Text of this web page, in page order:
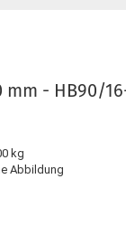
- HB90/
kg
Abbildung